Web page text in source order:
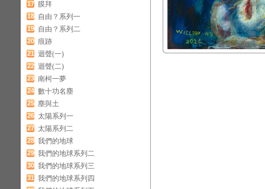
17 膜拜
18 自由？系列一
19 自由？系列二
20 痕跡
21 迴聲(一)
22 迴聲(二)
23 南柯一夢
24 數十功名塵
25 塵與土
26 太陽系列一
27 太陽系列二
28 我們的地球
29 我們的地球系列二
30 我們的地球系列三
31 我們的地球系列四